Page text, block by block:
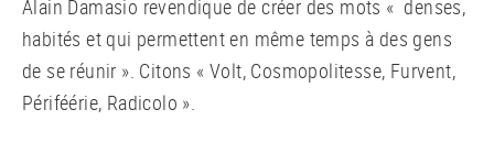
Alain Damasio revendique de créer des mots « denses,
habités et qui permettent en même temps à des gens
de se réunir ». Citons « Volt, Cosmopolitesse, Furvent,
Périféérie, Radicolo ».